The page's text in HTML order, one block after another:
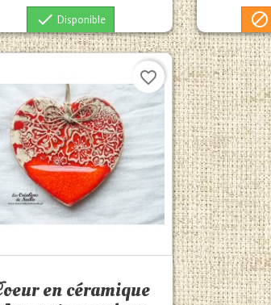
 Disponible 
en céramique
favorite_border